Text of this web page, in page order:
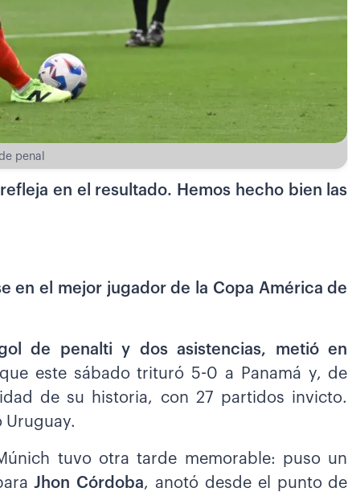
penal
en el resultado. Hemos hecho bien las
en el mejor jugador de la Copa América de
de penalti y dos asistencias, metió en
este sábado trituró 5-0 a Panamá y, de
de su historia, con 27 partidos invicto.
Uruguay.
tuvo otra tarde memorable: puso un
Jhon Córdoba, anotó desde el punto de